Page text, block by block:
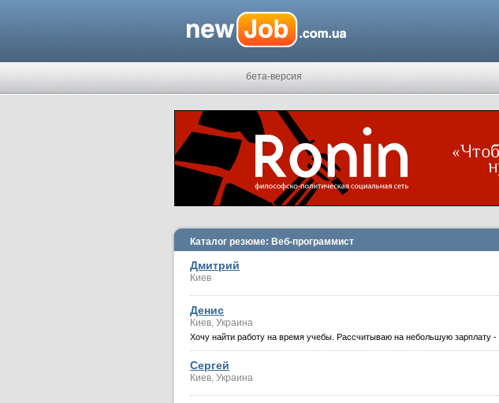
бета-версия
Каталог резюме: Веб-программист
Дмитрий
Киев
Денис
Киев, Украина
Хочу найти работу на время учебы. Рассчитываю на небольшую зарплату -
Сергей
Киев, Украина